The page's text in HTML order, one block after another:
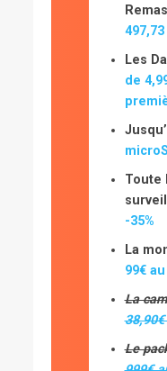
497,73
Les
de
Toute
-35%
La
99€
La
Le